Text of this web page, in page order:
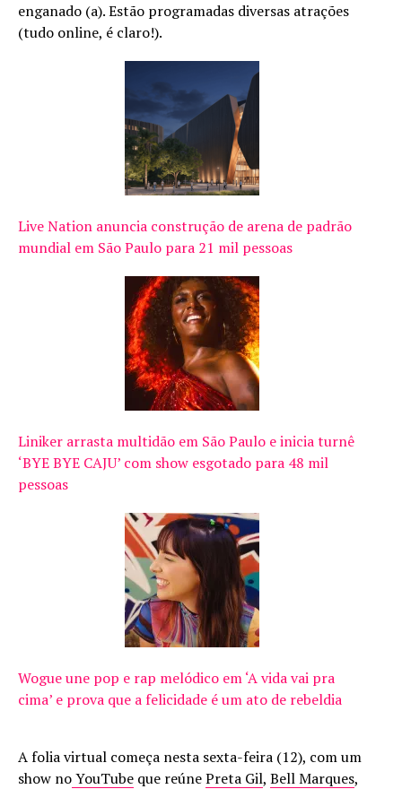
enganado (a). Estão programadas diversas atrações
(tudo online, é claro!).
Live Nation anuncia construção de arena de padrão
mundial em São Paulo para 21 mil pessoas
Liniker arrasta multidão em São Paulo e inicia turnê
‘BYE BYE CAJU’ com show esgotado para 48 mil
pessoas
Wogue une pop e rap melódico em ‘A vida vai pra
cima’ e prova que a felicidade é um ato de rebeldia
A folia virtual começa nesta sexta-feira (12), com um
show noYouTube que reúnePreta Gil, Bell Marques,